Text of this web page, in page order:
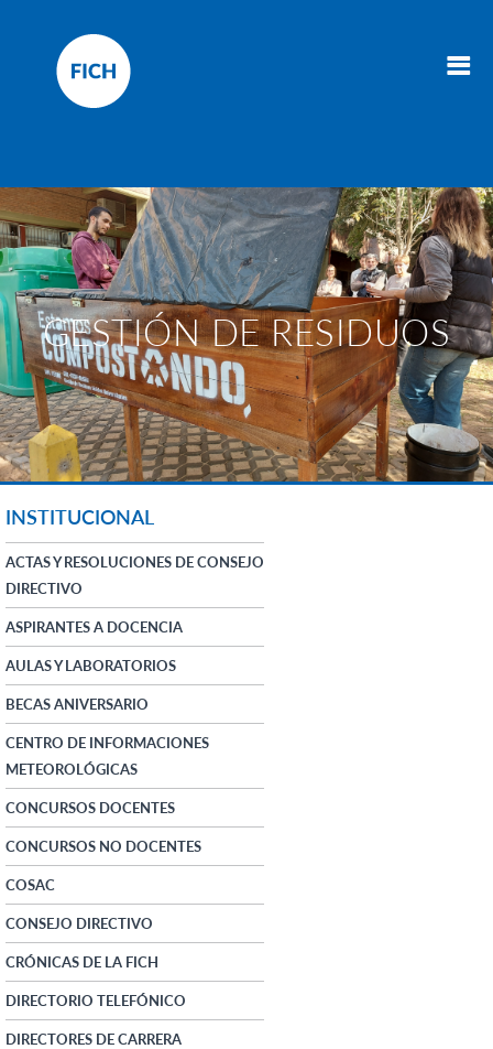
GESTIÓN DE RESIDUOS
INSTITUCIONAL
ACTAS Y RESOLUCIONES DE CONSEJO
DIRECTIVO
ASPIRANTES A DOCENCIA
AULAS Y LABORATORIOS
BECAS ANIVERSARIO
CENTRO DE INFORMACIONES
METEOROLÓGICAS
CONCURSOS DOCENTES
CONCURSOS NO DOCENTES
COSAC
CONSEJO DIRECTIVO
CRÓNICAS DE LA FICH
DIRECTORIO TELEFÓNICO
DIRECTORES DE CARRERA